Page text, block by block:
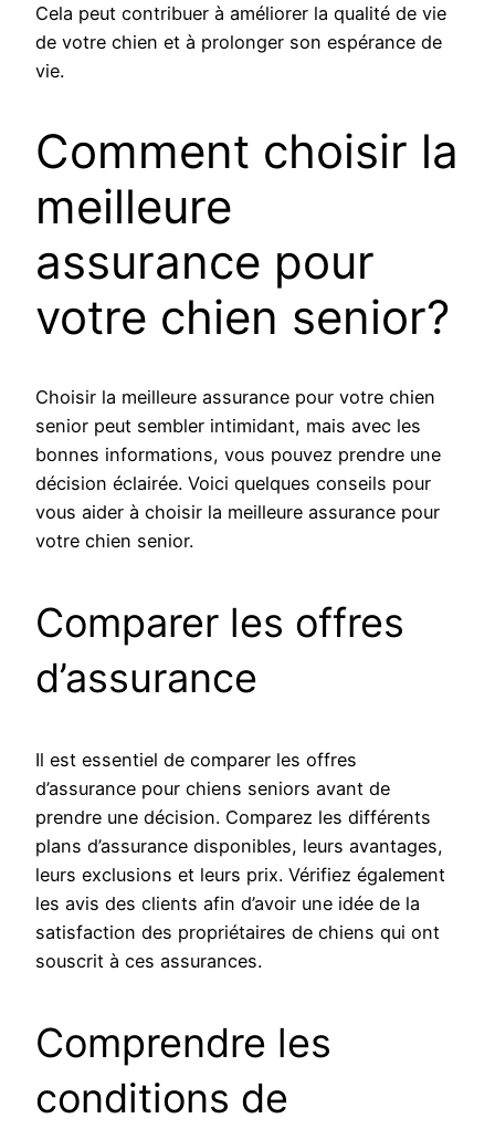
Cela peut contribuer à améliorer la qualité de vie
de votre chien et à prolonger son espérance de
vie.
Comment choisir la
meilleure
assurance pour
votre chien senior?
Choisir la meilleure assurance pour votre chien
senior peut sembler intimidant, mais avec les
bonnes informations, vous pouvez prendre une
décision éclairée. Voici quelques conseils pour
vous aider à choisir la meilleure assurance pour
votre chien senior.
Comparer les offres
d’assurance
Il est essentiel de comparer les offres
d’assurance pour chiens seniors avant de
prendre une décision. Comparez les différents
plans d’assurance disponibles, leurs avantages,
leurs exclusions et leurs prix. Vérifiez également
les avis des clients afin d’avoir une idée de la
satisfaction des propriétaires de chiens qui ont
souscrit à ces assurances.
Comprendre les
conditions de